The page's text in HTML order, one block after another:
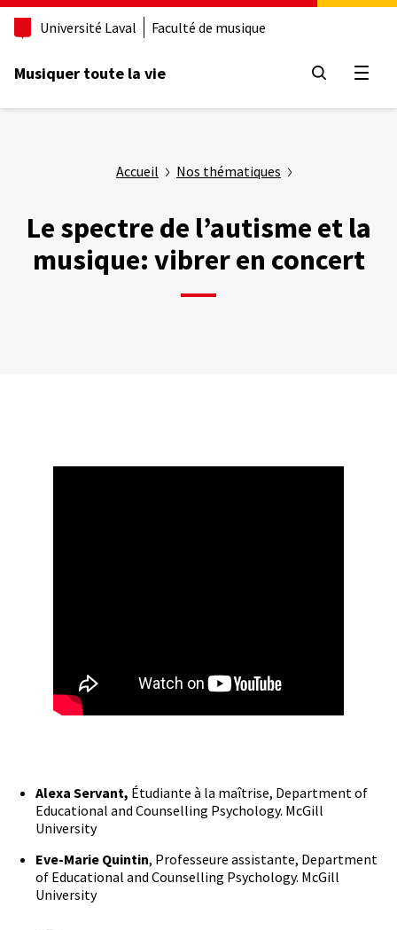
Aller
principal
Université Laval Faculté de musique
Musiquer toute la vie
Accueil Nos thématiques
Le spectre de l’autisme et la
musique: vibrer en concert
Alexa Servant, Étudiante à la maîtrise, Department of
Educational and Counselling Psychology. McGill
University
Eve-Marie Quintin, Professeure assistante, Department
of Educational and Counselling Psychology. McGill
University